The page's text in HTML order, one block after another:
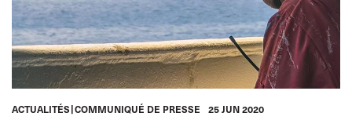
ACTUALITÉS COMMUNIQUÉ DE PRESSE 25 JUN 2020